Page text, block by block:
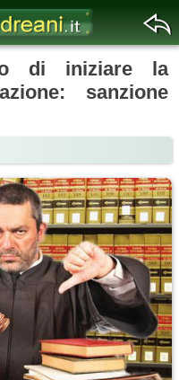
di iniziare la
sanzione